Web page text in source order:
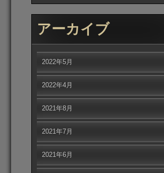
アーカイブ
2022年5月
2022年4月
2021年8月
2021年7月
2021年6月